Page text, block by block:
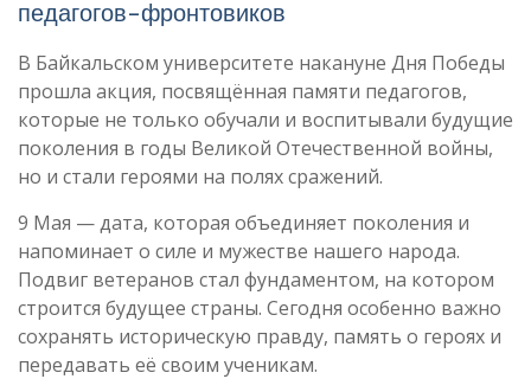
педагогов-фронтовиков
В Байкальском университете накануне Дня Победы
прошла акция, посвящённая памяти педагогов,
которые не только обучали и воспитывали будущие
поколения в годы Великой Отечественной войны,
но и стали героями на полях сражений.
9 Мая — дата, которая объединяет поколения и
напоминает о силе и мужестве нашего народа.
Подвиг ветеранов стал фундаментом, на котором
строится будущее страны. Сегодня особенно важно
сохранять историческую правду, память о героях и
передавать её своим ученикам.